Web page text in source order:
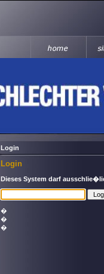
Login
Login
Dieses System darf
�
�
�